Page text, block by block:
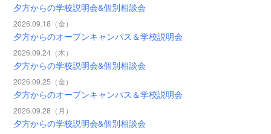
夕方からの学校説明会&個別相談会
2026.09.18（金）
夕方からのオープンキャンパス＆学校説明会
2026.09.24（木）
夕方からの学校説明会&個別相談会
2026.09.25（金）
夕方からのオープンキャンパス＆学校説明会
2026.09.28（月）
夕方からの学校説明会&個別相談会